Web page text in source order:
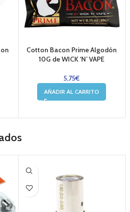
Cotton Bacon Prime Algodón
10G de WICK ‘N’ VAPE
5,75€
AÑADIR AL CARRITO